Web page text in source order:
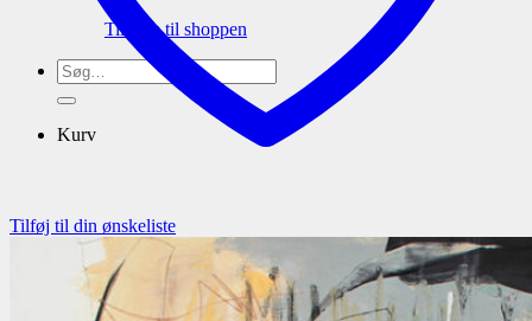
Tilbage til shoppen
Søg
efter:
Kurv
Tilføj til din ønskeliste